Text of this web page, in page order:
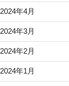
2024年4月
2024年3月
2024年2月
2024年1月